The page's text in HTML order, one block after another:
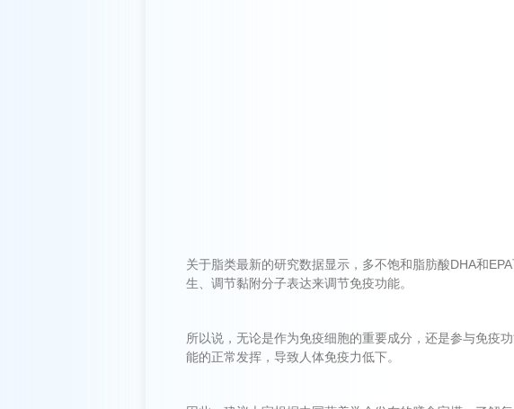
关于脂类最新的研究数据显示，多不饱和脂肪酸DHA和
生、调节黏附分子表达来调节免疫功能。
所以说，无论是作为免疫细胞的重要成分，还是参与免疫
能的正常发挥，导致人体免疫力低下。